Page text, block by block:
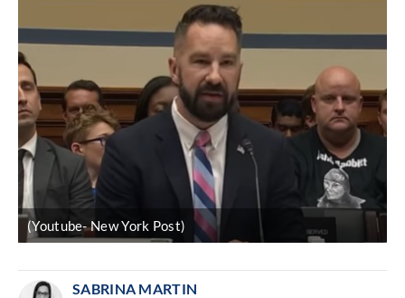
(Youtube- New York Post)
SABRINA MARTIN